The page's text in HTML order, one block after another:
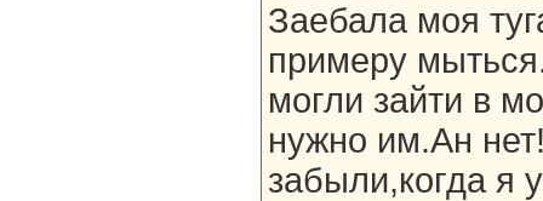
Заебала моя
примеру
могли зайти в
нужно им.Ан
забыли,когда я